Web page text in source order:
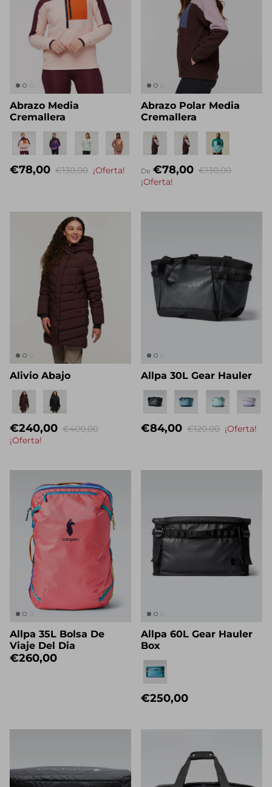
Abrazo Media
Cremallera
Eigenname
€78,00 €130,00 ¡Oferta!
Abrazo Polar Media
Cremallera
Eigenname
De €78,00 €130,00
¡Oferta!
Alivio Abajo
Eigenname
€240,00 €400,00
¡Oferta!
Allpa 30L Gear Hauler
Eigenname
€84,00 €120,00 ¡Oferta!
Allpa 35L Bolsa De
Viaje Del Dia
€260,00
Allpa 60L Gear Hauler
Box
Eigenname
€250,00